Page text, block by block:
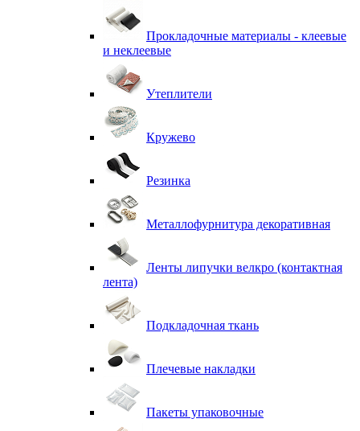
Прокладочные материалы - клеевые
и неклеевые
Утеплители
Кружево
Резинка
Металлофурнитура декоративная
Ленты липучки велкро (контактная
лента)
Подкладочная ткань
Плечевые накладки
Пакеты упаковочные